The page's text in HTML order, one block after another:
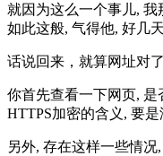
就因为这么一个事儿,
如此这般, 气得他, 好几
话说回来，就算网址对
你首先查看一下网页,
HTTPS加密的含义, 要是
另外, 存在这样一些情